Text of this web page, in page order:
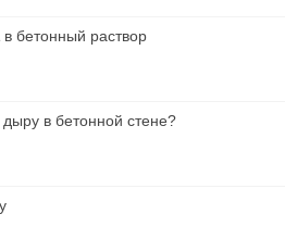
бетонный раствор
дыру в бетонной стене?